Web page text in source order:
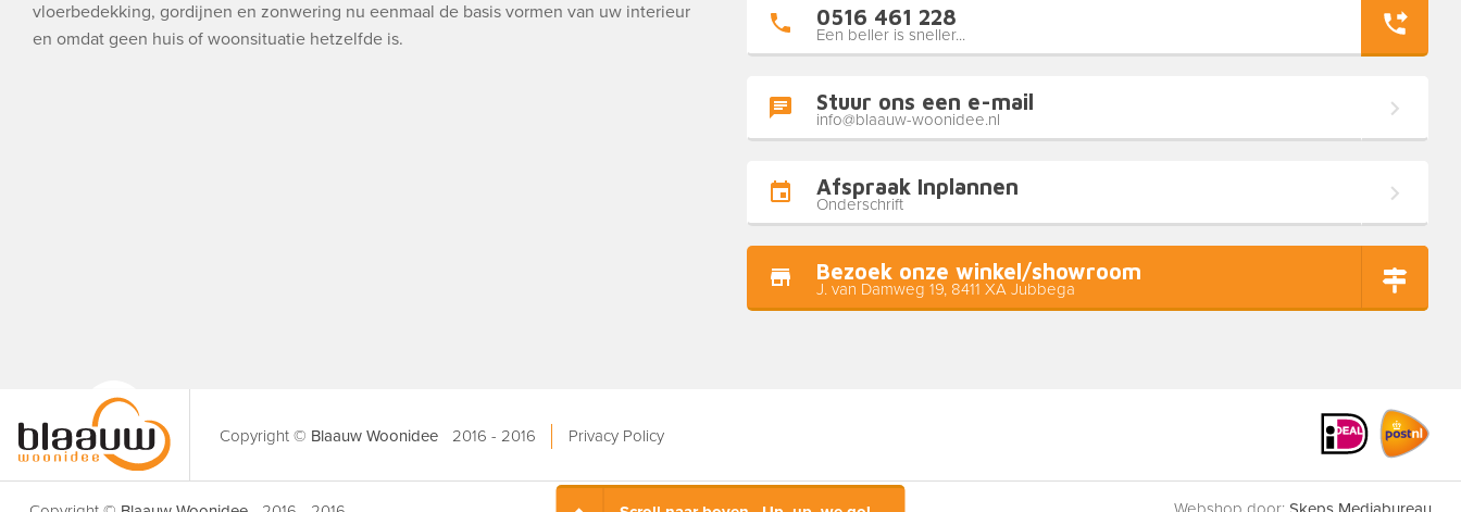
vloerbedekking, gordijnen en zonwering nu eenmaal de basis vormen van uw interieur
en omdat geen huis of woonsituatie hetzelfde is.
0516 461 228
Een beller is sneller...
Stuur ons een e-mail
info@blaauw-woonidee.nl
Afspraak Inplannen
Onderschrift
Bezoek onze winkel/showroom
J. van Damweg 19, 8411 XA Jubbega
Copyright © Blaauw Woonidee 2016 - 2016 Privacy Policy